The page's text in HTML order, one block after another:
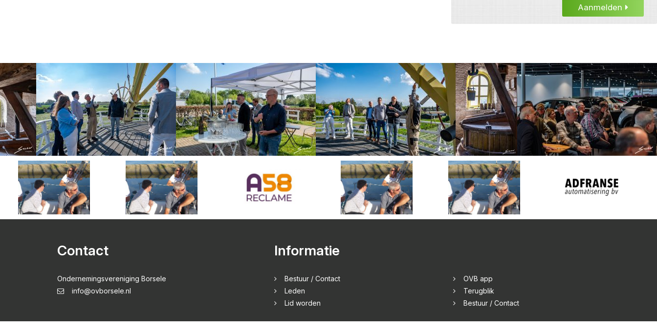
Aanmelden
Contact
Ondernemingsvereniging Borsele
info@ovborsele.nl
Informatie
Bestuur / Contact
Leden
Lid worden
OVB app
Terugblik
Bestuur / Contact